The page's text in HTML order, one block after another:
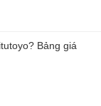
Bảng giá